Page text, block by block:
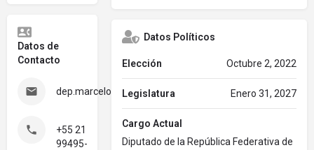
Datos de
Contacto
dep.marceloqueiroz@camara.leg.br
+55 21
99495-
Datos Políticos
Elección Octubre 2, 2022
Legislatura Enero 31, 2027
Cargo Actual
Diputado de la República Federativa de